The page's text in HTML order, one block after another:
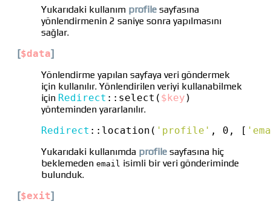
Yukarıdaki kullanım profile sayfasına
yönlendirmenin 2 saniye sonra yapılmasını
sağlar.
[$data]
Yönlendirme yapılan sayfaya veri göndermek
için kullanılır. Yönlendirilen veriyi kullanabilmek
için Redirect :: select( $key )
yönteminden yararlanılır.
Redirect :: location( 'profile' , 0, [
Yukarıdaki kullanımda profile sayfasına hiç
beklemeden email isimli bir veri gönderiminde
bulunduk.
[$exit]